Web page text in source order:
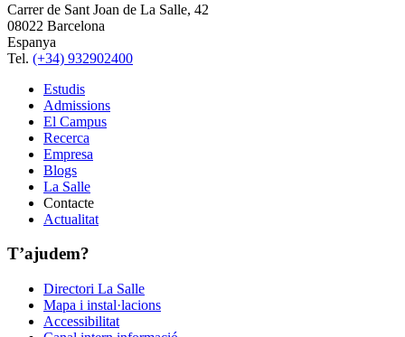
Carrer de Sant Joan de La Salle, 42
08022 Barcelona
Espanya
Tel. (+34) 932902400
Estudis
Admissions
El Campus
Recerca
Empresa
Blogs
La Salle
Contacte
Actualitat
T’ajudem?
Directori La Salle
Mapa i instal·lacions
Accessibilitat